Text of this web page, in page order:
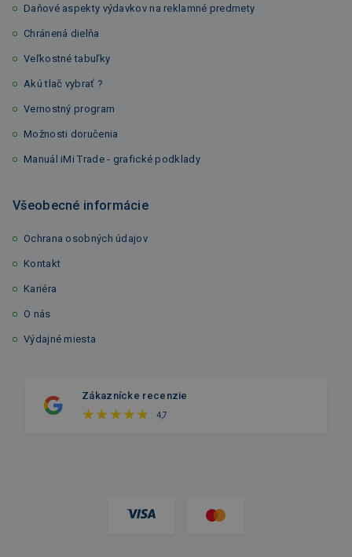
Daňové aspekty výdavkov na reklamné predmety
Chránená dielňa
Veľkostné tabuľky
Akú tlač vybrať ?
Vernostný program
Možnosti doručenia
Manuál iMi Trade - grafické podklady
Všeobecné informácie
Ochrana osobných údajov
Kontakt
Kariéra
O nás
Výdajné miesta
Zákaznícke recenzie
4,7